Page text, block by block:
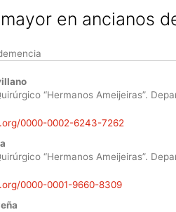
en ancianos
“Hermanos Ameijeiras”.
0000-0002-6243-7262
“Hermanos Ameijeiras”.
0000-0001-9660-8309